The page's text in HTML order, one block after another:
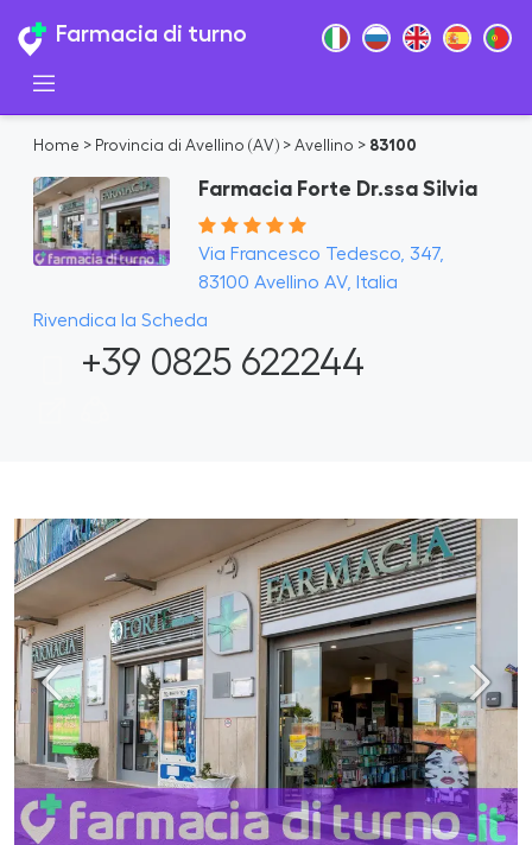
Farmacia di turno
Home > Provincia di Avellino (AV) > Avellino > 83100
Farmacia Forte Dr.ssa Silvia
Via Francesco Tedesco, 347,
83100 Avellino AV, Italia
Rivendica la Scheda
+39 0825 622244